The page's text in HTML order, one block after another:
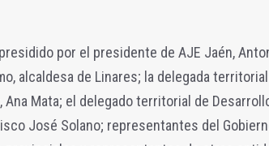
por el presidente de AJE Jaén,
alcaldesa de Linares; la delegada
Ana Mata; el delegado territorial de
José Solano; representantes del